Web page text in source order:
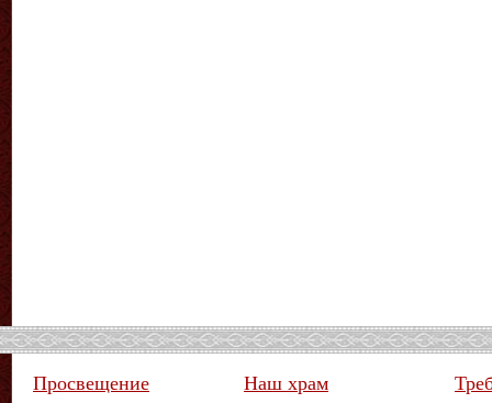
Просвещение Наш храм